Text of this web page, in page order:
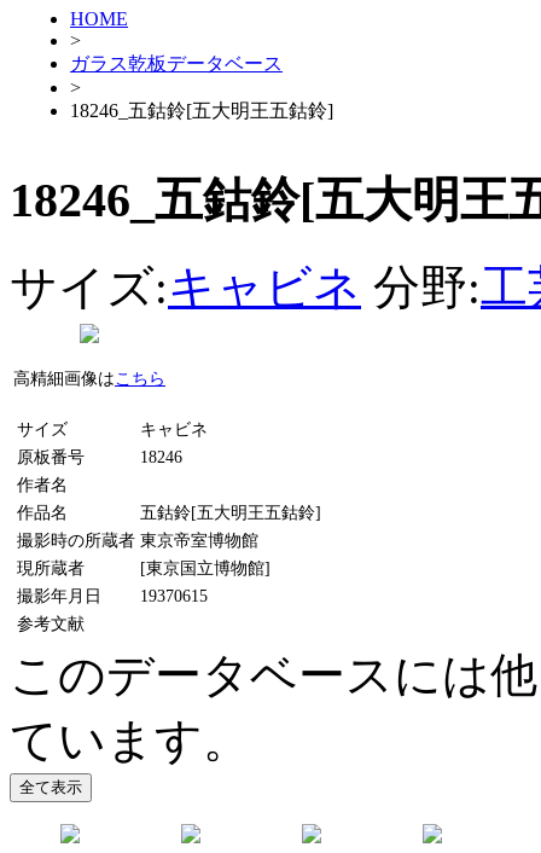
HOME
>
ガラス乾板データベース
>
18246_五鈷鈴[五大明王五鈷鈴]
18246_五鈷鈴[五大明王
サイズ:キャビネ 分野:工
高精細画像はこちら
サイズ
キャビネ
原板番号
18246
作者名
作品名
五鈷鈴[五大明王五鈷鈴]
撮影時の所蔵者 東京帝室博物館
現所蔵者
[東京国立博物館]
撮影年月日
19370615
参考文献
このデータベースには
ています。